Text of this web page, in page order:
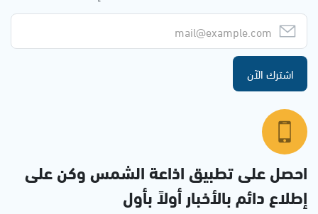
اشترك الآن
احصل على تطبيق اذاعة الشمس وكن على
إطلاع دائم بالأخبار أولاً بأول